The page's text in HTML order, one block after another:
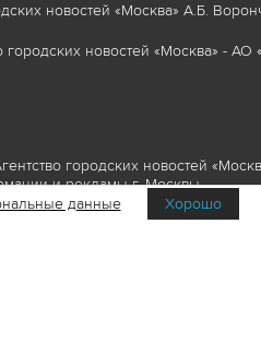
новостей «Москва» А.Б.
новостей «Москва» - АО
городских новостей
и рекламы г. Москвы.
и иные охраняемые элементы,
данные Хорошо